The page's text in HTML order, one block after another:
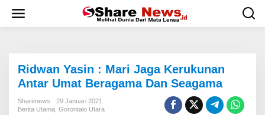
w
Ridwan Yasin : Mari Jaga Kerukunan
Antar Umat Beragama Dan Seagama
Sharenews
29 Januari 2021
Berita Utama Gorontalo Utara